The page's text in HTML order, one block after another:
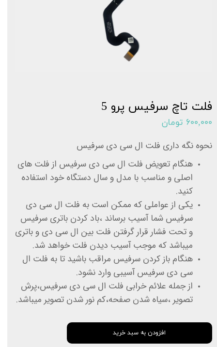
فلت تاچ سرفیس پرو 5
۶۰۰,۰۰۰ تومان
نحوه نگه داری فلت ال سی دی سرفیس
هنگام تعویض فلت ال سی دی سرفیس از فلت های
اصلی و مناسب با مدل و سال دستگاه خود استفاده
کنید.
یکی از عواملی که ممکن است به فلت ال سی دی
سرفیس شما آسیب برساند ،باد کردن باتری سرفیس
و تحت فشار قرار گرفتن فلت بین ال سی دی و باتری
میباشد که موجب آسیب دیدن فلت خواهد شد.
هنگام باز کردن سرفیس مراقب باشید تا به فلت ال
سی دی سرفیس آسیبی وارد نشود.
از جمله علائم خرابی فلت ال سی دی سرفیس،پرش
تصویر ،سیاه شدن صفحه،کم نور شدن تصویر میباشد.
افزودن به سبد خرید